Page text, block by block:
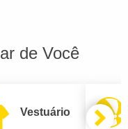
de Você
Vestuário